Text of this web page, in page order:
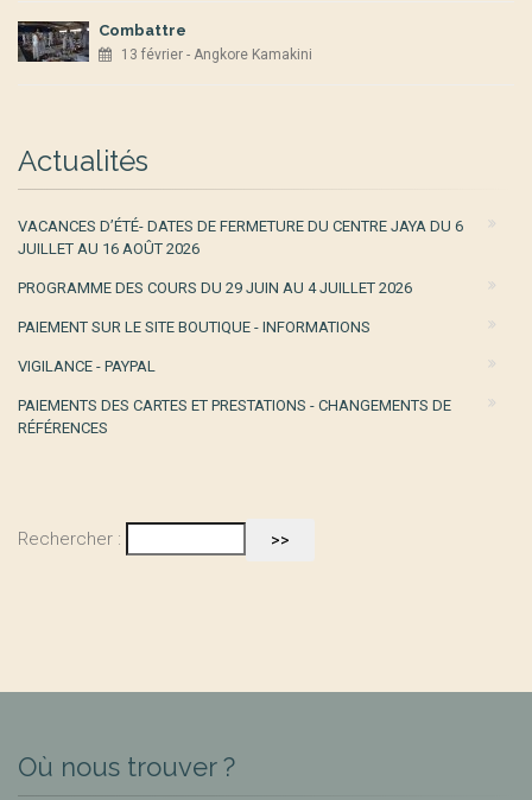
Combattre
13 février - Angkore Kamakini
Actualités
VACANCES D’ÉTÉ- DATES DE FERMETURE DU CENTRE JAYA DU 6
JUILLET AU 16 AOÛT 2026
PROGRAMME DES COURS DU 29 JUIN AU 4 JUILLET 2026
PAIEMENT SUR LE SITE BOUTIQUE - INFORMATIONS
VIGILANCE - PAYPAL
PAIEMENTS DES CARTES ET PRESTATIONS - CHANGEMENTS DE
RÉFÉRENCES
Rechercher :
Où nous trouver ?